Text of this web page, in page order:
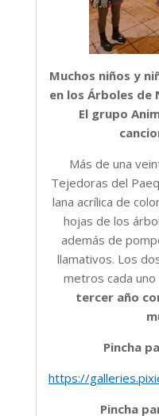
Muchos niños y
en los Árboles de
El grupo
Más de una
Tejedoras del
lana acrílica de
hojas de los
además de
llamativos. Los
metros cada
tercer año
Pincha
https://
Pincha